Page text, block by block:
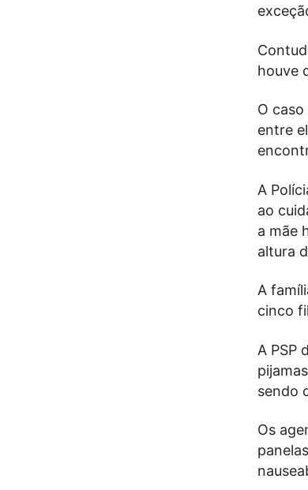
houve
O
entre
A
ao
a mãe
altura
A
cinco
A PSP
sendo
Os